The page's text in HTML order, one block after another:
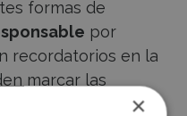
formas de
por
recordatorios en la
marcar las
×